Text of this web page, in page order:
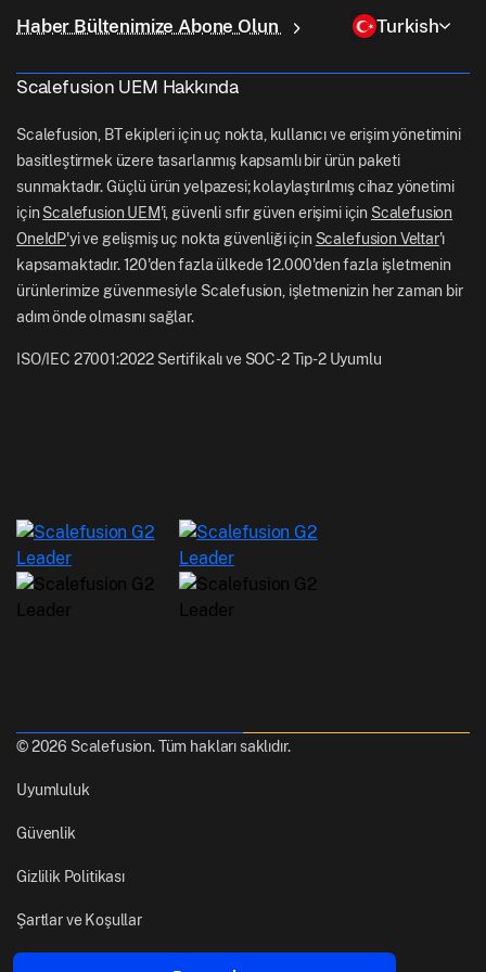
Uzaktan Kumanda
Perakende
Lojistik
Scalefusion Yardım Belgeleri
Scalefusion Blogu
Haber Odası
Kariyer
sales[at]scalefusion.com
UK: +44-7520-641664
NZ: +64-9-888-4315
India: +91-63694-45500
Haber Bültenimize Abone Olun Turkish
Scalefusion UEM Hakkında
Scalefusion, BT ekipleri için uç nokta, kullanıcı ve erişim yönetimini
basitleştirmek üzere tasarlanmış kapsamlı bir ürün paketi
sunmaktadır. Güçlü ürün yelpazesi; kolaylaştırılmış cihaz yönetimi
için Scalefusion UEM'i, güvenli sıfır güven erişimi için Scalefusion
OneIdP'yi ve gelişmiş uç nokta güvenliği için Scalefusion Veltar'ı
kapsamaktadır. 120'den fazla ülkede 12.000'den fazla işletmenin
ürünlerimize güvenmesiyle Scalefusion, işletmenizin her zaman bir
adım önde olmasını sağlar.
ISO/IEC 27001:2022 Sertifikalı ve SOC-2 Tip-2 Uyumlu
© 2026 Scalefusion. Tüm hakları saklıdır.
Uyumluluk
Güvenlik
Gizlilik Politikası
Şartlar ve Koşullar